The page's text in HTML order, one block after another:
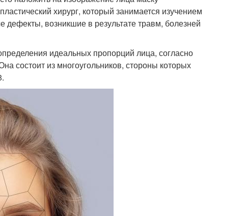
хирург, который занимается изучением
дефекты, возникшие в результате травм, болезней
идеальных пропорций лица, согласно
состоит из многоугольников, стороны которых